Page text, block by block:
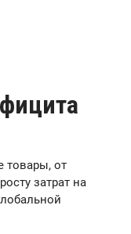
товары, от
затрат на